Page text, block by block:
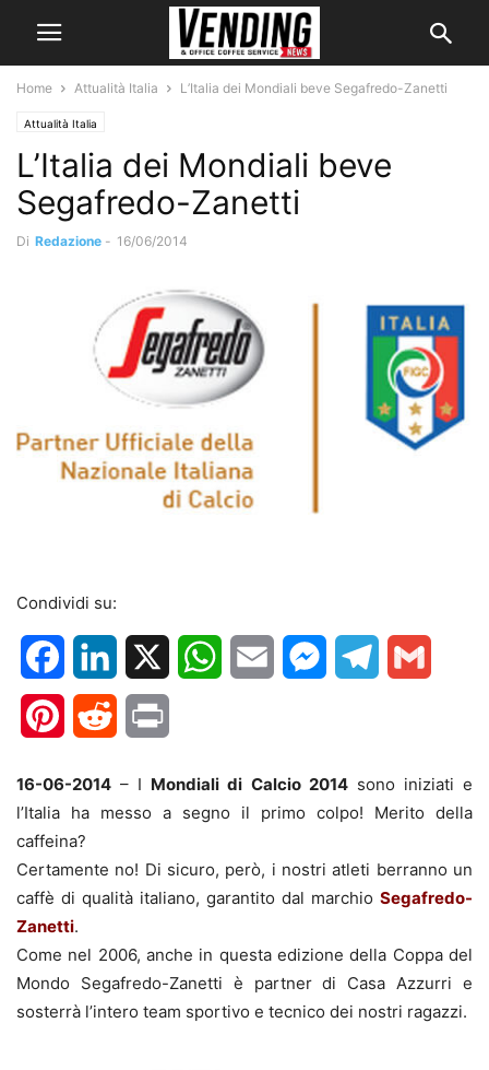
Home Attualità Italia L’Italia dei Mondiali beve Segafredo-Zanetti
Attualità Italia
L’Italia dei Mondiali beve
Segafredo-Zanetti
Di Redazione - 16/06/2014
Condividi su:
FacebookLinkedIn WhatsApp
Email MessengerTelegram
PinterestReddit
16-06-2014 – I Mondiali di Calcio 2014sono iniziati e
l’Italia ha messo a segno il primo colpo! Merito della
caffeina?
Certamente no! Di sicuro, però, i nostri atleti berranno un
caffè di qualità italiano, garantito dal marchio Segafredo-
Zanetti.
Come nel 2006, anche in questa edizione della Coppa del
Mondo Segafredo-Zanetti è partner di Casa Azzurri e
sosterrà l’intero team sportivo e tecnico dei nostri ragazzi.